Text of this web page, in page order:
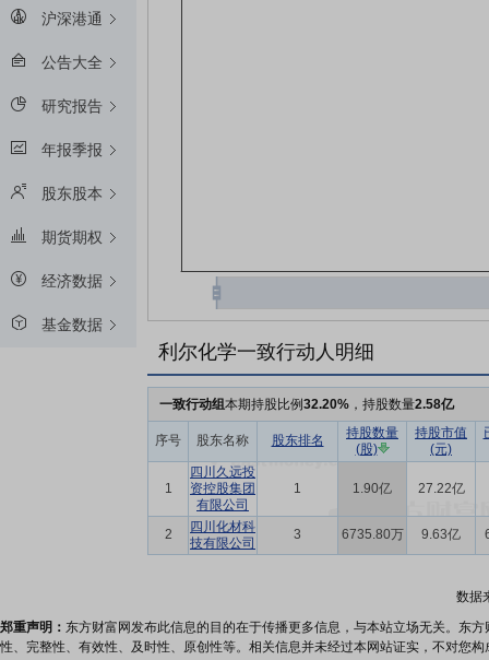
沪深港通
公告大全
研究报告
年报季报
股东股本
期货期权
经济数据
基金数据
利尔化学一致行动人明细
一致行动组本期持股比例32.20% ，持股数量2.58亿
序号 股东名称 股东排名
持股数量
(股)
持股市值
(元)
1
四川久远投
资控股集团
有限公司
1 1.90亿 27.22亿
2
四川化材科
技有限公司
3 6735.80万 9.63亿
数据
郑重声明： 东方财富网发布此信息的目的在于传播更多信息，与本站立场无关。东
性、完整性、有效性、及时性、原创性等。相关信息并未经过本网站证实，不对您